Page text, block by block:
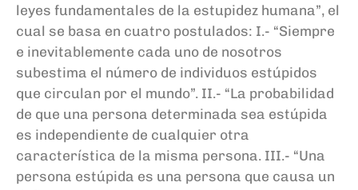
leyes fundamentales de la estupidez humana”, el
cual se basa en cuatro postulados: I.- “Siempre
e inevitablemente cada uno de nosotros
subestima el número de individuos estúpidos
que circulan por el mundo”. II.- “La probabilidad
de que una persona determinada sea estúpida
es independiente de cualquier otra
característica de la misma persona. III.- “Una
persona estúpida es una persona que causa un